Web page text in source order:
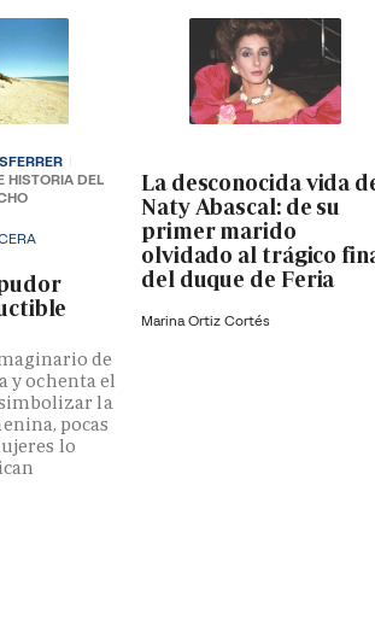
de
y ochenta el
la
pocas
lo
HISTORIA DEL
La desconocida vida
Naty Abascal: de su
primer marido
olvidado al trágico
del duque de Feria
Marina Ortiz Cortés